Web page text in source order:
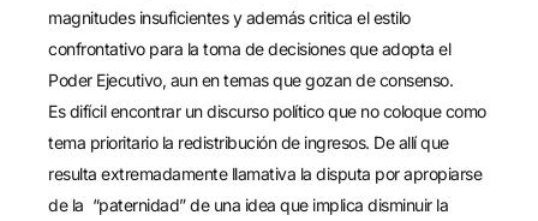
magnitudes insuficientes y además critica el estilo
confrontativo para la toma de decisiones que adopta el
Poder Ejecutivo, aun en temas que gozan de consenso.
Es difícil encontrar un discurso político que no coloque como
tema prioritario la redistribución de ingresos. De allí que
resulta extremadamente llamativa la disputa por apropiarse
de la “paternidad” de una idea que implica disminuir la